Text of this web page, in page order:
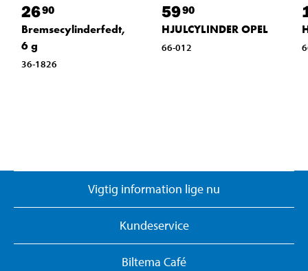
2690
Bremsecylinderfedt,
6 g
36-1826
5990
HJULCYLINDER OPEL
66-012
Vigtig information lige nu
Kundeservice
Biltema Café